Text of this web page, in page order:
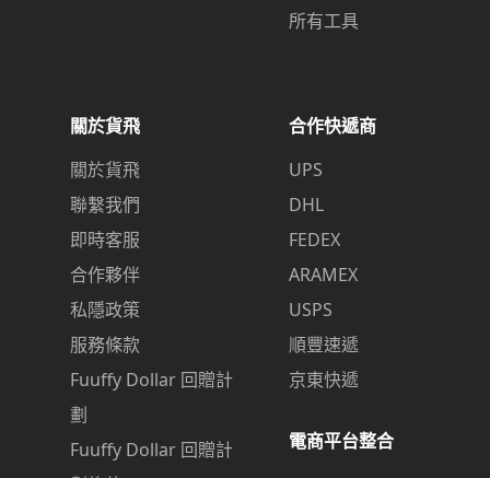
所有工具
關於貨飛
關於貨飛
聯繫我們
即時客服
合作夥伴
私隱政策
服務條款
Fuuffy Dollar 回贈計
劃
Fuuffy Dollar 回贈計
合作快遞商
UPS
DHL
FEDEX
ARAMEX
USPS
順豐速遞
京東快遞
電商平台整合